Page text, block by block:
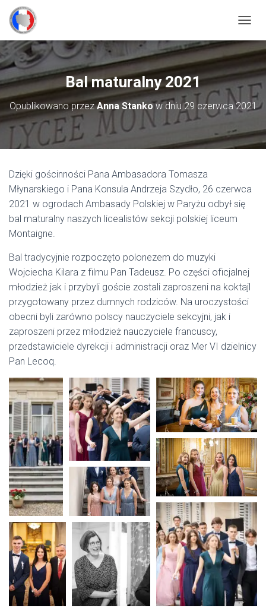
R
Z
Ą
Z
A
C
Ę
Bal maturalny 2021
Opublikowano przezAnna Stankow dniu29 czerwca 2021
Dzięki gościnności Pana Ambasadora Tomasza
Młynarskiego i Pana Konsula Andrzeja Szydło, 26 czerwca
2021 w ogrodach Ambasady Polskiej w Paryżu odbył się
bal maturalny naszych licealistów sekcji polskiej liceum
Montaigne.
Bal tradycyjnie rozpoczęto polonezem do muzyki
Wojciecha Kilara z filmu Pan Tadeusz. Po części oficjalnej
młodzież jak i przybyli goście zostali zaproszeni na koktajl
przygotowany przez dumnych rodziców. Na uroczystości
obecni byli zarówno polscy nauczyciele sekcyjni, jak i
zaproszeni przez młodzież nauczyciele francuscy,
przedstawiciele dyrekcji i administracji oraz Mer VI dzielnicy
Pan Lecoq.